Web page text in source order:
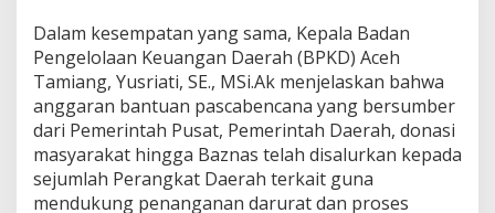
Dalam kesempatan yang sama, Kepala Badan
Pengelolaan Keuangan Daerah (BPKD) Aceh
Tamiang, Yusriati, SE., MSi.Ak menjelaskan bahwa
anggaran bantuan pascabencana yang bersumber
dari Pemerintah Pusat, Pemerintah Daerah, donasi
masyarakat hingga Baznas telah disalurkan kepada
sejumlah Perangkat Daerah terkait guna
mendukung penanganan darurat dan proses